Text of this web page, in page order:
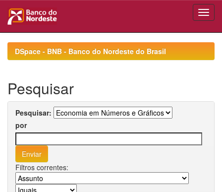
navigationDSpace - BNB - Banco do Nordeste do Brasil
Pesquisar
Pesquisar:
por
Filtros correntes: